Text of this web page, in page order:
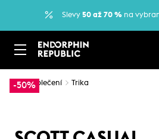
Slevy 50 až 70 % na
-50%
… Oblečení Trika